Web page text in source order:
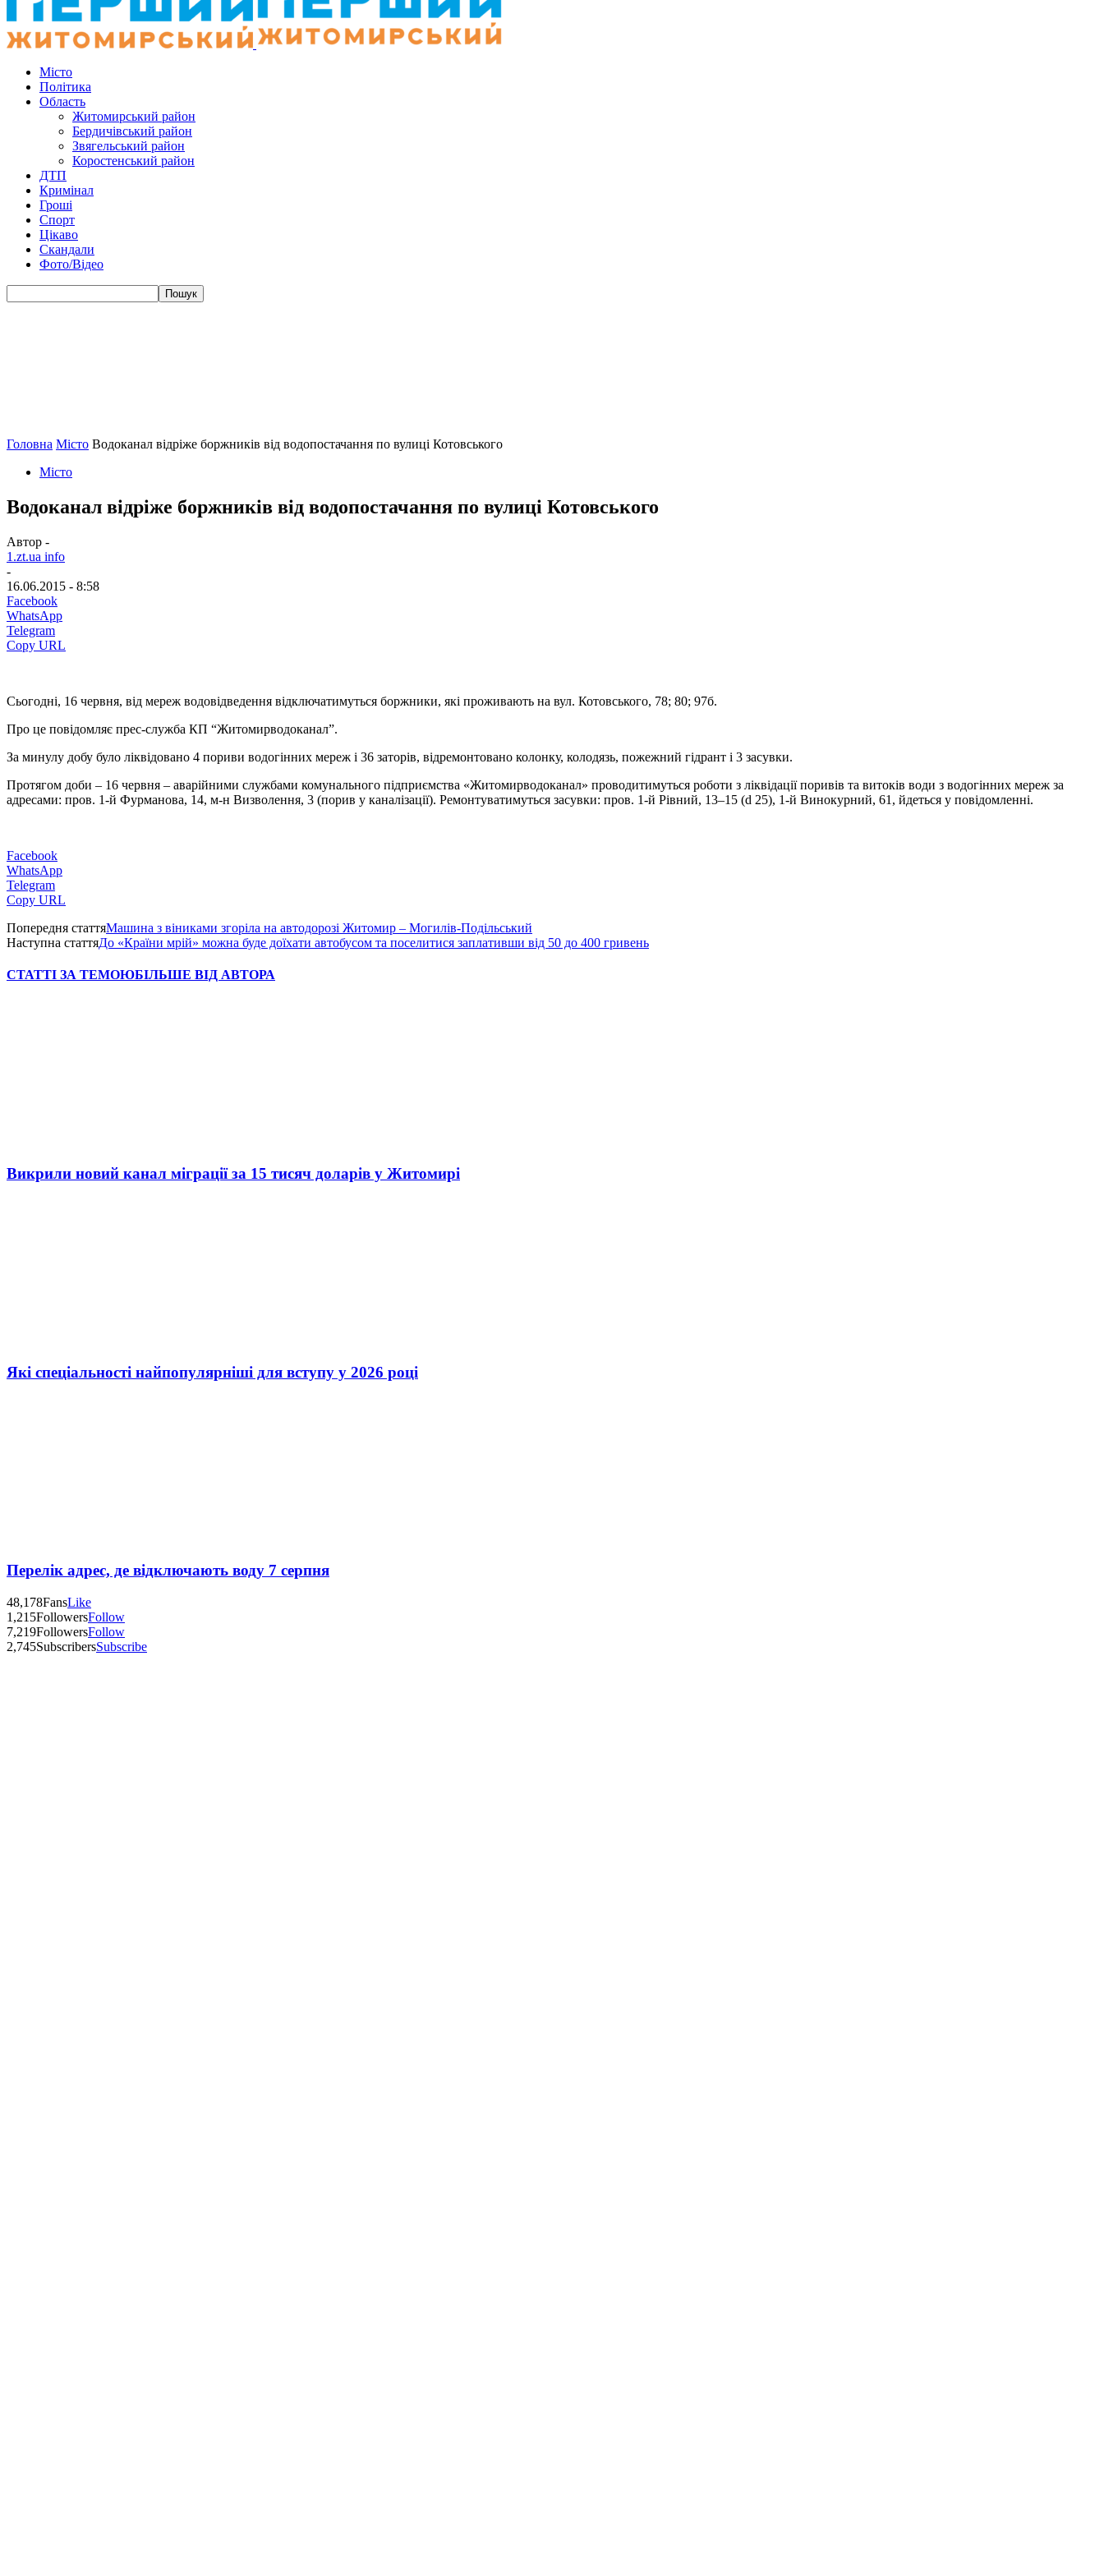
Місто
Політика
Область
Житомирський район
Бердичівський район
Звягельський район
Коростенський район
ДТП
Кримінал
Гроші
Спорт
Цікаво
Скандали
Фото/Відео
Головна Місто Водоканал відріже боржників від водопостачання по вулиці Котовського
Місто
Водоканал відріже боржників від водопостачання по вулиці Котовського
Автор -
1.zt.ua info
-
16.06.2015 - 8:58
Facebook
WhatsApp
Telegram
Copy URL
Сьогодні, 16 червня, від мереж водовідведення відключатимуться боржники, які проживають на вул. Котовського, 78; 80; 97б.
Про це повідомляє прес-служба КП “Житомирводоканал”.
За минулу добу було ліквідовано 4 пориви водогінних мереж і 36 заторів, відремонтовано колонку, колодязь, пожежний гідрант і 3 засувки.
Протягом доби – 16 червня – аварійними службами комунального підприємства «Житомирводоканал» проводитимуться роботи з ліквідації поривів та витоків води з водогінних мереж за
адресами: пров. 1-й Фурманова, 14, м-н Визволення, 3 (порив у каналізації). Ремонтуватимуться засувки: пров. 1-й Рівний, 13–15 (d 25), 1-й Винокурний, 61, йдеться у повідомленні.
Facebook
WhatsApp
Telegram
Copy URL
Попередня статтяМашина з віниками згоріла на автодорозі Житомир – Могилів-Подільський
Наступна статтяДо «Країни мрій» можна буде доїхати автобусом та поселитися заплативши від 50 до 400 гривень
СТАТТІ ЗА ТЕМОЮБІЛЬШЕ ВІД АВТОРА
Викрили новий канал міграції за 15 тисяч доларів у Житомирі
Які спеціальності найпопулярніші для вступу у 2026 році
Перелік адрес, де відключають воду 7 серпня
48,178FansLike
1,215FollowersFollow
7,219FollowersFollow
2,745SubscribersSubscribe